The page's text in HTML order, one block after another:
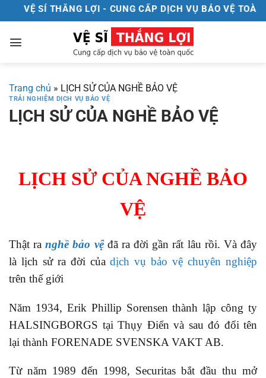
Chuyển
đến
nội
VỆ SÍ THẮNG LỢI - CUNG CẤP DỊCH VỤ BẢO VỆ TOÀN
Trang chủ » LỊCH SỬ CỦA NGHỀ BẢO VỆ
TRẢI NGHIỆM DỊCH VỤ BẢO VỆ
LỊCH SỬ CỦA NGHỀ BẢO VỆ
LỊCH SỬ CỦA NGHỀ BẢO
VỆ
Thật ranghề bảo vệ đã ra đời gần rất lâu rồi. Và đây
là lịch sử ra đời củadịch vụ bảo vệ chuyên nghiệp
trên thế giới
Năm 1934, Erik Phillip Sorensen thành lập công ty
HALSINGBORGS tại Thụy Điển và sau đó đổi tên
lại thành FORENADE SVENSKA VAKT AB.
Từ năm 1989 đến 1998, Securitas bắt đầu thu mở